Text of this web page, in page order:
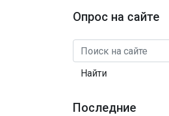
Опрос на сайте
Найти
Последние